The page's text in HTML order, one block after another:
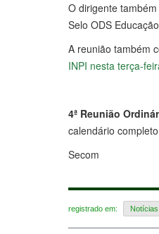
O dirigente
Selo ODS
A reunião também
INPI nesta terça-
4ª Reunião
calendário
Secom
registrado em: